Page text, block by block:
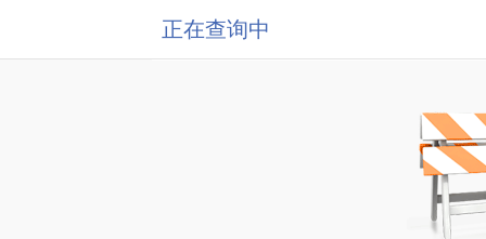
正在查询中